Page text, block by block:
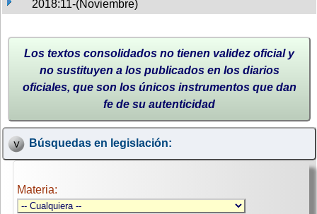
2018:11-(Noviembre)
Los textos consolidados no tienen validez oficial y
no sustituyen a los publicados en los diarios
oficiales, que son los únicos instrumentos que dan
fe de su autenticidad
Búsquedas en legislación:
Materia: